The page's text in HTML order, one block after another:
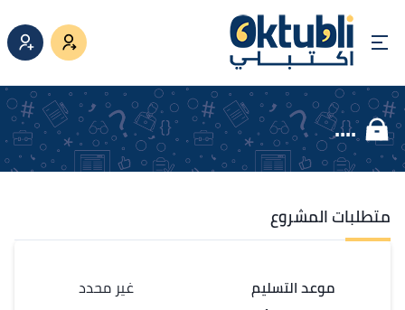
....
متطلبات المشروع
موعد التسليم
غير محدد